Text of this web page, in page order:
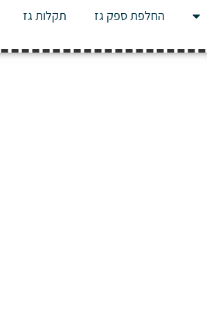
החלפת ספק גז תקלות גז